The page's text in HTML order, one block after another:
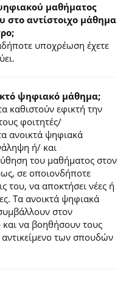
μαθήματος
στο αντίστοιχο μάθημα
υποχρέωση έχετε
ψηφιακό μάθημα;
καθιστούν εφικτή την
φοιτητές/
ανοικτά ψηφιακά
ή/ και
του μαθήματος στον
σε οποιονδήποτε
του, να αποκτήσει νέες ή
Τα ανοικτά ψηφιακά
στον
να βοηθήσουν τους
των σπουδών